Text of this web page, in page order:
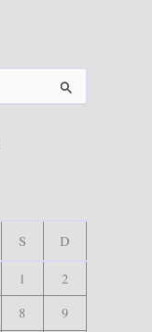
S D
1
2
8
9